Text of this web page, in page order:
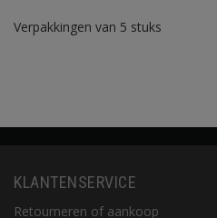
Verpakkingen van 5 stuks
KLANTENSERVICE
Retourneren of aankoop